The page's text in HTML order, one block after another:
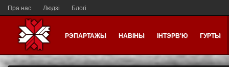
Пра нас Людзі Блогі
РЭПАРТАЖЫ НАВІНЫ ІНТЭРВ'Ю ГУРТЫ